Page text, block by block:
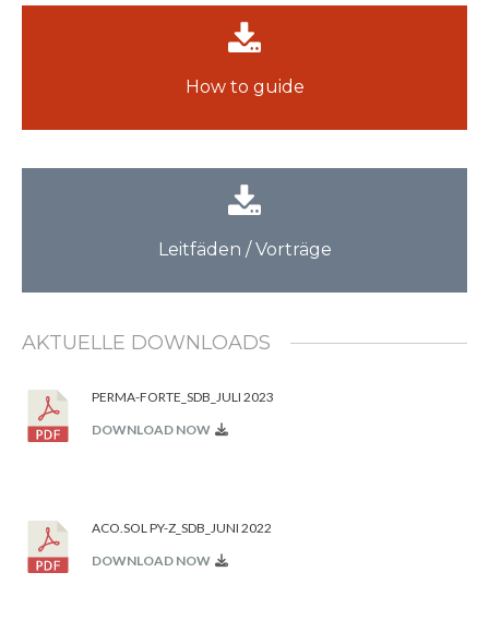
How to guide
How to guide
zur Übersicht
Leitfäden / Vorträge
Leitfäden / Vorträge
zur Übersicht
AKTUELLE DOWNLOADS
PERMA-FORTE_SDB_JULI 2023
DOWNLOAD NOW
ACO.SOL PY-Z_SDB_JUNI 2022
DOWNLOAD NOW